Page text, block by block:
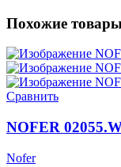
Похожие
Сравнить
NOFER
Nofer